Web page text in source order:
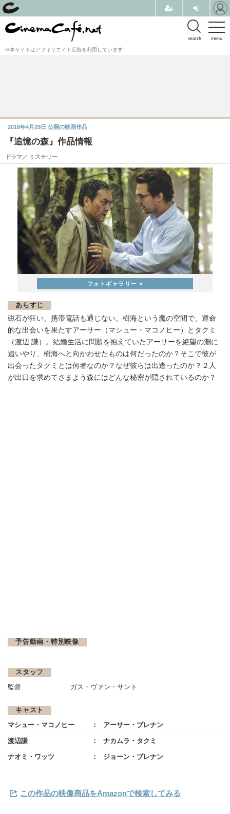
menu
search
※本サイトはアフィリエイト広告を利用しています
『追憶の森』作品情報
ドラマ／ ミステリー
2016年4月29日 公開の映画作品
あらすじ
磁石が狂い、携帯電話も通じない。樹海という魔の空間で、運命
的な出会いを果たすアーサー（マシュー・マコノヒー）とタクミ
（渡辺 謙）。結婚生活に問題を抱えていたアーサーを絶望の淵に
追いやり、樹海へと向かわせたものは何だったのか？そこで彼が
出会ったタクミとは何者なのか？なぜ彼らは出逢ったのか？２人
が出口を求めてさまよう森にはどんな秘密が隠されているのか？
予告動画・特別映像
スタッフ
監督 ガス・ヴァン・サント
キャスト
マシュー・マコノヒー アーサー・ブレナン
渡辺謙 ナカムラ・タクミ
ナオミ・ワッツ ジョーン・ブレナン
この作品の映像商品をAmazonで検索してみる